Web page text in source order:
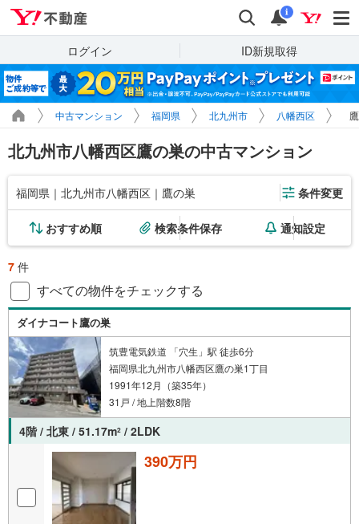
検索 通知
i
ログイン ID新規取得
中古マンション 福岡県 北九州市 八幡西区
北九州市八幡西区鷹の巣の中古マンション
福岡県｜北九州市八幡西区｜鷹の巣 条件変更
おすすめ順 検索条件保存 通知設定
7 件
すべての物件をチェックする
ダイナコート鷹の巣
筑豊電気鉄道 「穴生」駅 徒歩6分
福岡県北九州市八幡西区鷹の巣1丁目
1991年12月（築35年）
31戸 / 地上階数8階
4階 / 北東 / 51.17m2 / 2LDK
390万円